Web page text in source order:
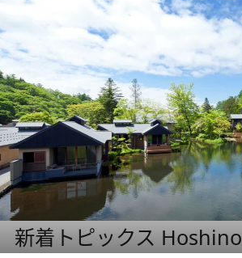
新着トピックス